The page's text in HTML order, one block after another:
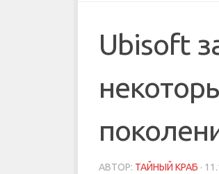
Ubisoft
АВТОР: ТАЙНЫЙ КРАБ ·